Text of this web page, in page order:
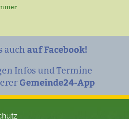
auch auf Facebook!
Infos und Termine
Gemeinde24-App